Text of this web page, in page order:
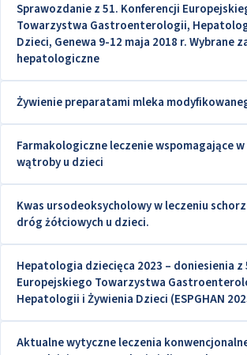
Sprawozdanie z 51. Konferencji
Towarzystwa Gastroenterologii,
Dzieci, Genewa 9-12 maja 2018 r. Wybrane
hepatologiczne
Żywienie preparatami mleka
Farmakologiczne leczenie wspomagające
wątroby u dzieci
Kwas ursodeoksycholowy w leczeniu
dróg żółciowych u dzieci.
Hepatologia dziecięca 2023 – doniesienia z
Europejskiego Towarzystwa
Hepatologii i Żywienia Dzieci (ESPGHAN
Aktualne wytyczne leczenia